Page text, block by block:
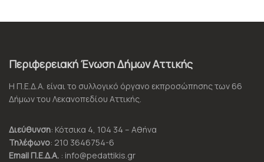
Περιφερειακή Ένωση Δήμων Αττικής
Η Π.Ε.Δ.Α. είναι το συλλογικό όργανο εκπροσώπησης των 66
Δήμων του Λεκανοπεδίου Αττικής.
Διεύθυνση: Κότσικα 4, 104 34 – Αθήνα
Τηλέφωνο: 210 3646754-6
Email Π.Ε.Δ.Α. : info@pedattikis.gr